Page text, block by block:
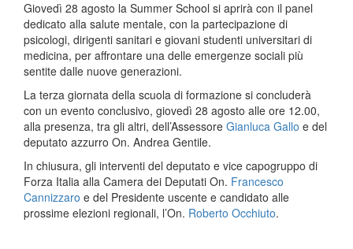
Giovedì 28 agosto la Summer School si aprirà con il panel
dedicato alla salute mentale, con la partecipazione di
psicologi, dirigenti sanitari e giovani studenti universitari di
medicina, per affrontare una delle emergenze sociali più
sentite dalle nuove generazioni.
La terza giornata della scuola di formazione si concluderà
con un evento conclusivo, giovedì 28 agosto alle ore 12.00,
alla presenza, tra gli altri, dell’Assessore Gianluca Gallo e del
deputato azzurro On. Andrea Gentile.
In chiusura, gli interventi del deputato e vice capogruppo di
Forza Italia alla Camera dei Deputati On. Francesco
Cannizzaro e del Presidente uscente e candidato alle
prossime elezioni regionali, l’On. Roberto Occhiuto.